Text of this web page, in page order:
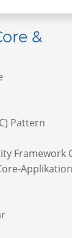
&
Pattern
Framework